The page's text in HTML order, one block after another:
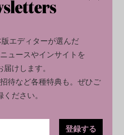
2023.10.04
エディターが選んだ
ュースやインサイトを
けします。
待など各種特典も。ぜひご
ください。
登録する